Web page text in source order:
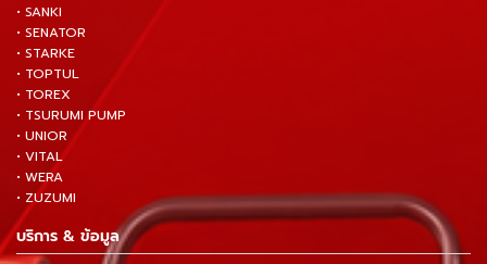
• SANKI
• SENATOR
• STARKE
• TOPTUL
• TOREX
• TSURUMI PUMP
• UNIOR
• VITAL
• WERA
• ZUZUMI
บริการ & ข้อมูล